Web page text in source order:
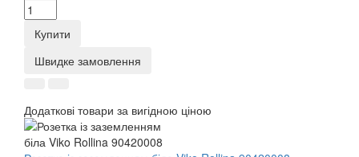
Купити
Швидке замовлення
Додаткові товари за вигідною ціною